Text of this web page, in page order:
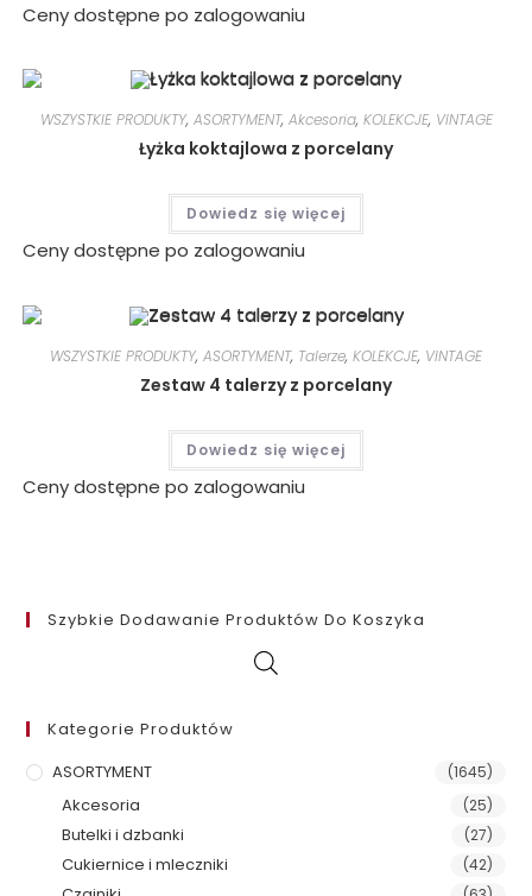
Ceny dostępne po zalogowaniu
WSZYSTKIE PRODUKTY, ASORTYMENT, Akcesoria, KOLEKCJE, VINTAGE
Łyżka koktajlowa z porcelany
Dowiedz się więcej
Ceny dostępne po zalogowaniu
WSZYSTKIE PRODUKTY, ASORTYMENT, Talerze, KOLEKCJE, VINTAGE
Zestaw 4 talerzy z porcelany
Dowiedz się więcej
Ceny dostępne po zalogowaniu
Szybkie Dodawanie Produktów Do Koszyka
Kategorie Produktów
ASORTYMENT
(1645)
Akcesoria (25)
Butelki i dzbanki (27)
Cukiernice i mleczniki (42)